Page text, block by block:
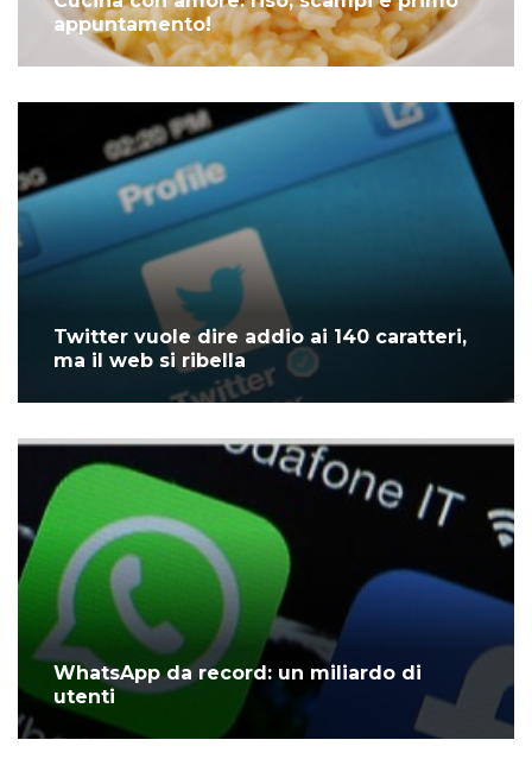
appuntamento!
Twitter vuole dire addio ai 140 caratteri,
ma il web si ribella
WhatsApp da record: un miliardo di
utenti